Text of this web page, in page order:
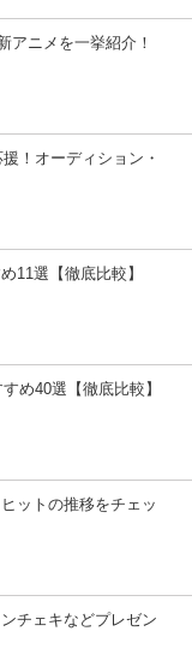
アニメを一挙紹介！
！オーディション・
11選【徹底比較】
め40選【徹底比較】
ットの推移をチェッ
チェキなどプレゼン